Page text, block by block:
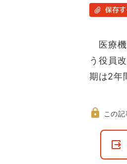
保存す
医療機
う役員
期は2年
この